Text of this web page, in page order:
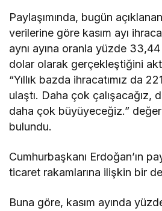
Paylaşımında, bugün
verilerine göre kasım ayı
aynı ayına oranla yüzde
dolar olarak gerçekleştiğini
“Yıllık bazda ihracatımız da
ulaştı. Daha çok çalışacağız,
daha çok büyüyeceğiz.”
bulundu.
Cumhurbaşkanı Erdoğan’ın
ticaret rakamlarına ilişkin bir
Buna göre, kasım ayında